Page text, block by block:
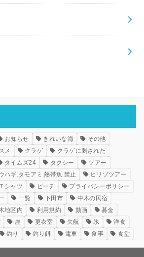
お知らせ きれいな海
その他
メ クラゲ
クラゲに刺された
タイムズ24 タクシー
ツアー
ハギ.タモアミ.熱帯魚.禁止
ヒリゾツアー
シャツ ビーチ
プライバシーポリシー
一覧 下田市
中木の民宿
地区内 利用規約 動画
募金
崖 更衣室 欠航 氷
洋食
釣り 釣り餌 電車 食事 食堂